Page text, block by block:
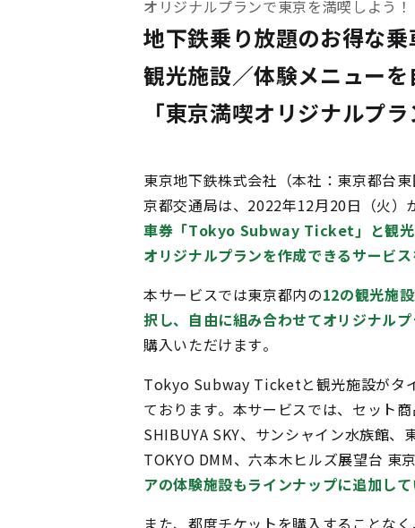
オリジナルプランで東京を満喫しよう！
地下鉄乗り放題のお得な
観光施設／体験メニュー
「東京満喫オリジナルプ
東京地下鉄株式会社（本社：東京都台
京都交通局は、2022年12月20日（火）
車券「Tokyo Subway Ticket」と観光
オリジナルプランを作成できるサービ
本サービスでは東京都内の12の観光施
択し、自由に組み合わせてオリジナル
購入いただけます。
Tokyo Subway Ticketと観光施設がタ
ております。本サービスでは、セット
SHIBUYA SKY、サンシャイン水族館
TOKYO DMM、六本木ヒルズ展望台 東
アの体験施設もラインナップに追加して
また、都度チケットを購入することな